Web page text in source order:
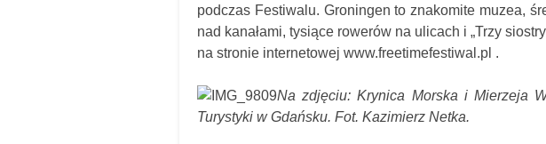
podczas Festiwalu. Groningen to znakomite muzea,
nad kanałami, tysiące rowerów na ulicach i „Trzy
na stronie internetowej www.freetimefestiwal.pl .
Na zdjęciu: Krynica Morska i Mierzeja
Turystyki w Gdańsku. Fot. Kazimierz Netka.